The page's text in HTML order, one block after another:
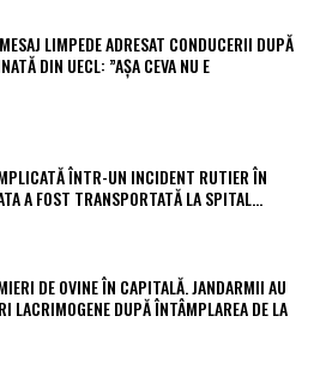
LIMPEDE ADRESAT CONDUCERII DUPĂ
DIN UECL: ”AȘA CEVA NU E
ÎNTR-UN INCIDENT RUTIER ÎN
A FOST TRANSPORTATĂ LA SPITAL…
DE OVINE ÎN CAPITALĂ. JANDARMII AU
LACRIMOGENE DUPĂ ÎNTÂMPLAREA DE LA